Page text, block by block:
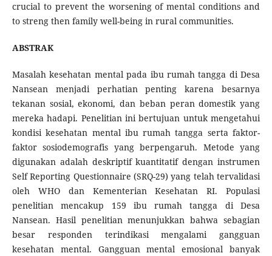
crucial to prevent the worsening of mental conditions and
to streng then family well-being in rural communities.
ABSTRAK
Masalah kesehatan mental pada ibu rumah tangga di Desa
Nansean menjadi perhatian penting karena besarnya
tekanan sosial, ekonomi, dan beban peran domestik yang
mereka hadapi. Penelitian ini bertujuan untuk mengetahui
kondisi kesehatan mental ibu rumah tangga serta faktor-
faktor sosiodemografis yang berpengaruh. Metode yang
digunakan adalah deskriptif kuantitatif dengan instrumen
Self Reporting Questionnaire (SRQ-29) yang telah tervalidasi
oleh WHO dan Kementerian Kesehatan RI. Populasi
penelitian mencakup 159 ibu rumah tangga di Desa
Nansean. Hasil penelitian menunjukkan bahwa sebagian
besar responden terindikasi mengalami gangguan
kesehatan mental. Gangguan mental emosional banyak